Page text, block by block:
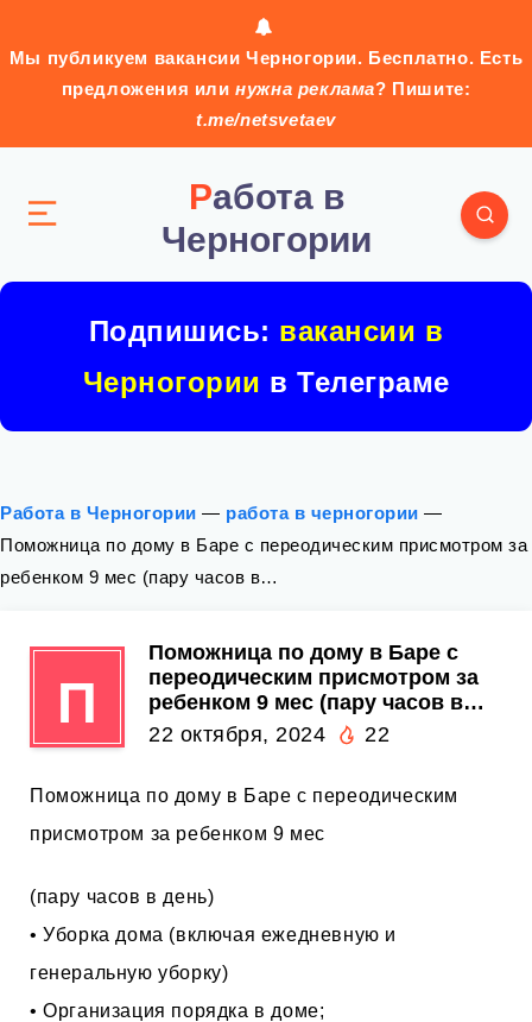
Мы публикуем вакансии Черногории. Бесплатно. Есть
предложения илинужна реклама? Пишите:
t.me/netsvetaev
Работа в
Черногории
Подпишись: вакансии в
Черногории в Телеграме
Работа в Черногории — работа в черногории —
Поможница по дому в Баре с переодическим присмотром за
ребенком 9 мес (пару часов в…
П
Поможница по дому в Баре с
переодическим присмотром за
ребенком 9 мес (пару часов в…
22 октября, 2024
22
Поможница по дому в Баре с переодическим
присмотром за ребенком 9 мес
(пару часов в день)
• Уборка дома (включая ежедневную и
генеральную уборку)
• Организация порядка в доме;